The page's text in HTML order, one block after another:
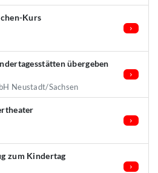
Kurs
übergeben
Neustadt/Sachsen
zum Kindertag